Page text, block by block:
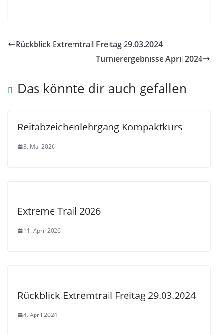
Rückblick Extremtrail Freitag 29.03.2024
Turnierergebnisse April 2024
Das könnte dir auch gefallen
Reitabzeichenlehrgang Kompaktkurs
3. Mai 2026
Extreme Trail 2026
11. April 2026
Rückblick Extremtrail Freitag 29.03.2024
4. April 2024